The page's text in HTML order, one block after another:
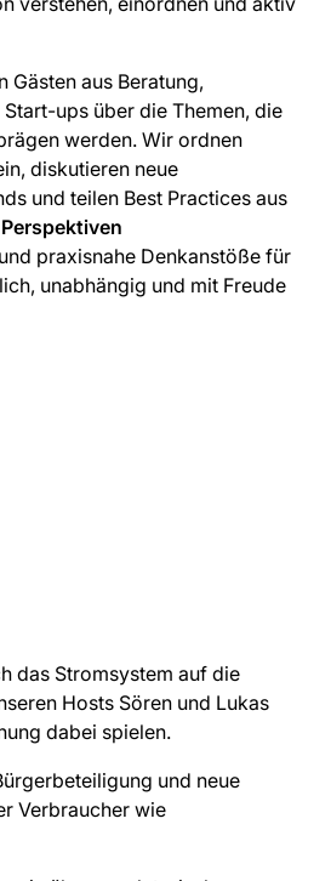
aus Beratung,
ups über die Themen, die
werden. Wir ordnen
diskutieren neue
und teilen Best Practices aus
praxisnahe Denkanstöße für
unabhängig und mit Freude
das Stromsystem auf die
Hosts Sören und Lukas
dabei spielen.
und neue
Verbraucher wie